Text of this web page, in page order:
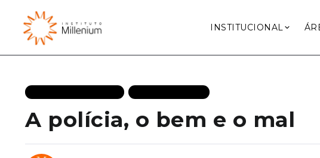
INSTITUCIONAL
A polícia, o bem e o mal